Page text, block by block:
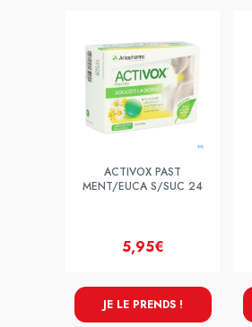
ACTIVOX PAST
MENT/EUCA S/SUC 24
5,95€
JE LE PRENDS !